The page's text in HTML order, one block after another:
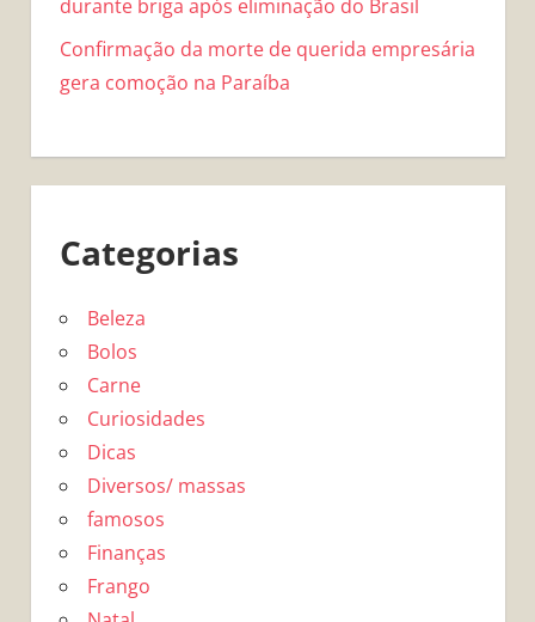
durante briga após eliminação do Brasil
Confirmação da morte de querida empresária
gera comoção na Paraíba
Categorias
Beleza
Bolos
Carne
Curiosidades
Dicas
Diversos/ massas
famosos
Finanças
Frango